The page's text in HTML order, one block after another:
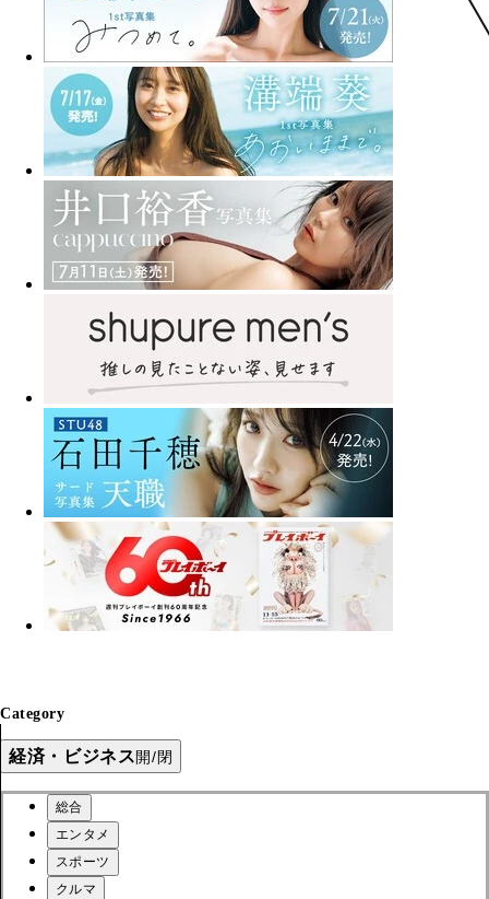
Category
経済・ビジネス開/閉
総合
エンタメ
スポーツ
クルマ